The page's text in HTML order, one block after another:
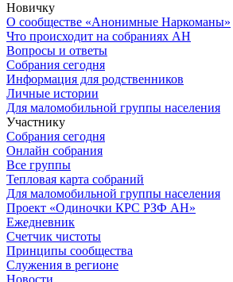
Новичку
О сообществе «Анонимные Наркоманы»
Что происходит на собраниях АН
Вопросы и ответы
Собрания сегодня
Информация для родственников
Личные истории
Для маломобильной группы населения
Участнику
Собрания сегодня
Онлайн собрания
Все группы
Тепловая карта собраний
Для маломобильной группы населения
Проект «Одиночки КРС РЗФ АН»
Ежедневник
Счетчик чистоты
Принципы сообщества
Служения в регионе